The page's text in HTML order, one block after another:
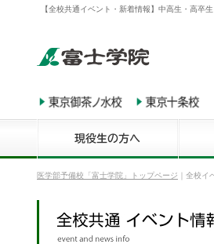
【全校共通イベント・新着情報】中高生・高卒
医学部予備校「富士学院」トップページ 全校イ